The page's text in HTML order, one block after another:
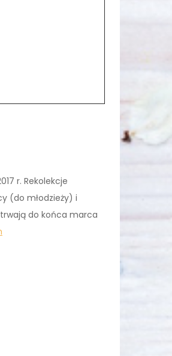
r. Rekolekcje
(do młodzieży) i
do końca marca